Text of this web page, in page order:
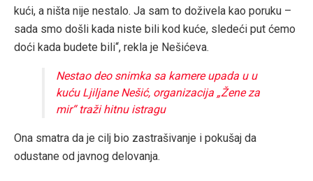
kući, a ništa nije nestalo. Ja sam to doživela kao poruku –
sada smo došli kada niste bili kod kuće, sledeći put ćemo
doći kada budete bili“, rekla je Nešićeva.
Nestao deo snimka sa kamere upada u u
kuću Ljiljane Nešić, organizacija „Žene za
mir“ traži hitnu istragu
Ona smatra da je cilj bio zastrašivanje i pokušaj da
odustane od javnog delovanja.